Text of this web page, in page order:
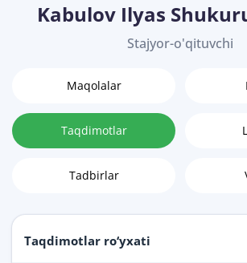
Kabulov Ilyas
Stajyor-o'qituvchi
Maqolalar
Taqdimotlar
Tadbirlar
Taqdimotlar ro‘yxati